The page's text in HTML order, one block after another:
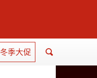
冬季大促